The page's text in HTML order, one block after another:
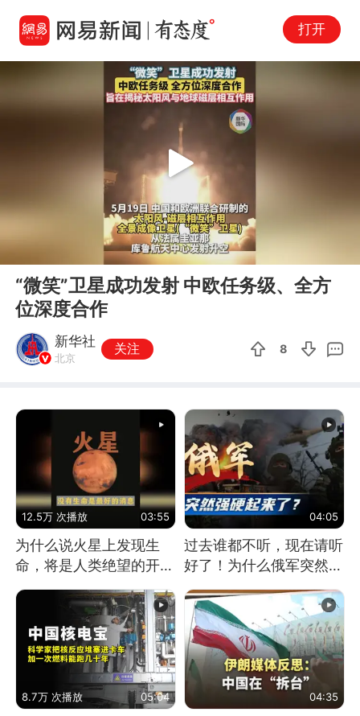
打开
Play
“微笑”卫星成功发射 中欧任务级、全方
位深度合作
新华社
北京
关注 8
12.5万 次播放 03:55
为什么说火星上发现生
命，将是人类绝望的开
始？
04:05
过去谁都不听，现在请听
好了！为什么俄军突然强
硬起来了？
8.7万 次播放 05:04 04:35